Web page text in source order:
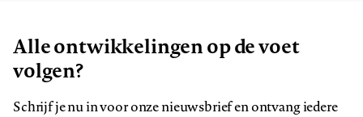
Alle ontwikkelingen op de voet
volgen?
Schrijf je nu in voor onze nieuwsbrief en ontvang iedere